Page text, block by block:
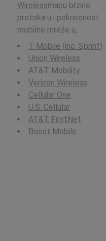
Wirelessmapu brzine
protoka u i pokrivenost
mobilne mreže u,
T-Mobile (inc. Sprint)
Union Wireless
AT&T Mobility
Verizon Wireless
Cellular One
U.S. Cellular
AT&T FirstNet
Boost Mobile